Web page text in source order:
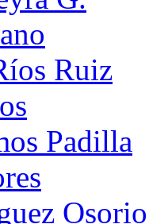
Ruiz
Padilla
Osorio